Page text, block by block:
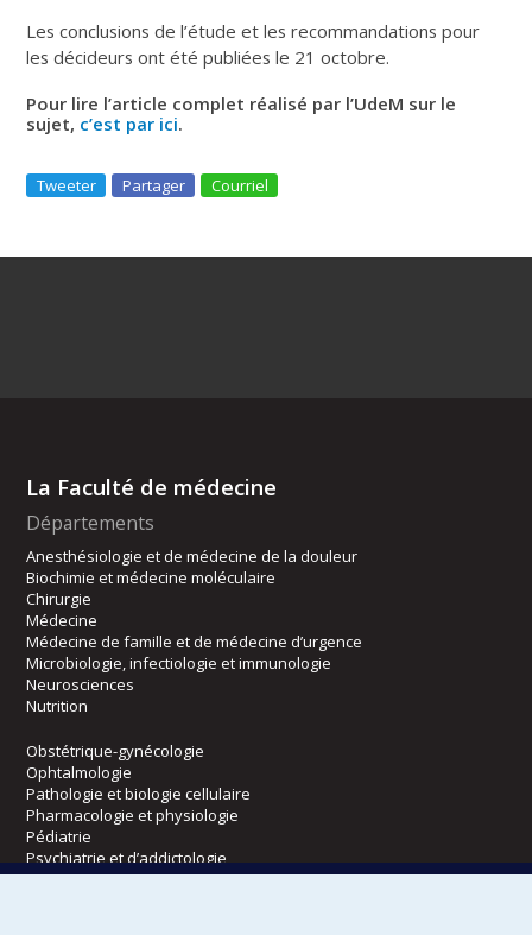
Les conclusions de l’étude et les recommandations pour
les décideurs ont été publiées le 21 octobre.
Pour lire l’article complet réalisé par l’UdeM sur le
sujet, c’est par ici.
Tweeter Partager Courriel
La Faculté de médecine
Départements
Anesthésiologie et de médecine de la douleur
Biochimie et médecine moléculaire
Chirurgie
Médecine
Médecine de famille et de médecine d’urgence
Microbiologie, infectiologie et immunologie
Neurosciences
Nutrition
Obstétrique-gynécologie
Ophtalmologie
Pathologie et biologie cellulaire
Pharmacologie et physiologie
Pédiatrie
Psychiatrie et d’addictologie
Radiologie, radio-oncologie et médecine nucléaire